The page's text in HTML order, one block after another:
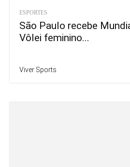
ESPORTES
São Paulo recebe
Vôlei feminino...
Viver Sports